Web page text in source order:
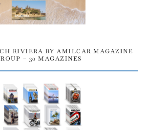
RIVIERA BY AMILCAR MAGAZINE
– 30 MAGAZINES